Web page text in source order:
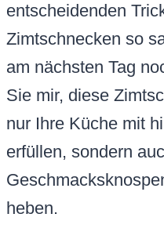
entscheidenden
Zimtschnecken so
am nächsten Tag
Sie mir, diese
nur Ihre Küche mit
erfüllen, sondern
heben.